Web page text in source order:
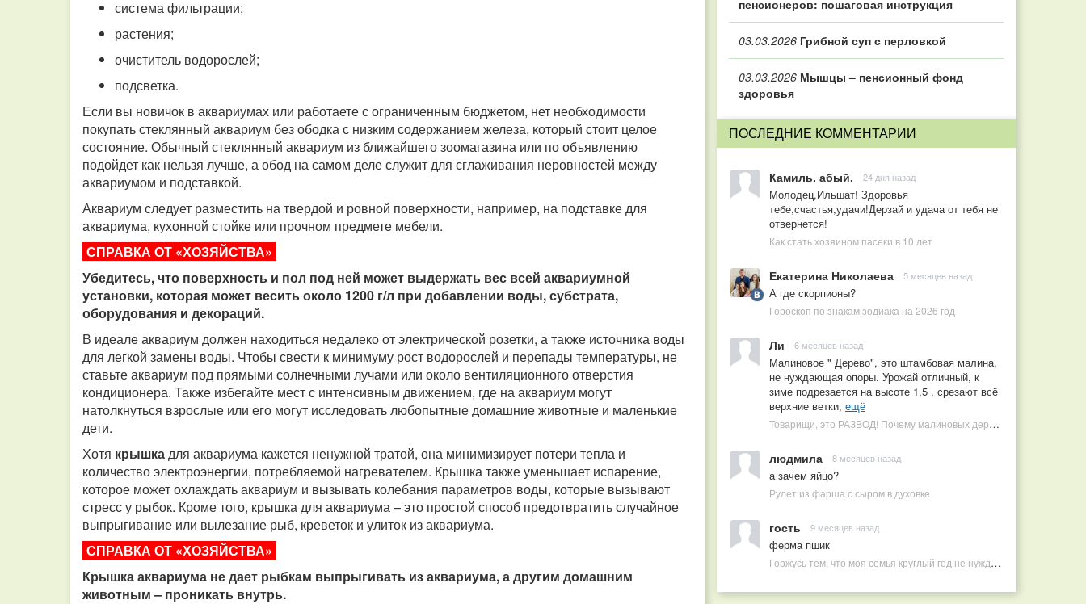
система фильтрации;
растения;
очиститель водорослей;
подсветка.
Если вы новичок в аквариумах или работаете с ограниченным бюджетом, нет необходимости
покупать стеклянный аквариум без ободка с низким содержанием железа, который стоит целое
состояние. Обычный стеклянный аквариум из ближайшего зоомагазина или по объявлению
подойдет как нельзя лучше, а обод на самом деле служит для сглаживания неровностей между
аквариумом и подставкой.
Аквариум следует разместить на твердой и ровной поверхности, например, на подставке для
аквариума, кухонной стойке или прочном предмете мебели.
СПРАВКА ОТ «ХОЗЯЙСТВА»
Убедитесь, что поверхность и пол под ней может выдержать вес всей аквариумной
установки, которая может весить около 1200 г/л при добавлении воды, субстрата,
оборудования и декораций.
В идеале аквариум должен находиться недалеко от электрической розетки, а также источника воды
для легкой замены воды. Чтобы свести к минимуму рост водорослей и перепады температуры, не
ставьте аквариум под прямыми солнечными лучами или около вентиляционного отверстия
кондиционера. Также избегайте мест с интенсивным движением, где на аквариум могут
натолкнуться взрослые или его могут исследовать любопытные домашние животные и маленькие
дети.
Хотя крышкадля аквариума кажется ненужной тратой, она минимизирует потери тепла и
количество электроэнергии, потребляемой нагревателем. Крышка также уменьшает испарение,
которое может охлаждать аквариум и вызывать колебания параметров воды, которые вызывают
стресс у рыбок. Кроме того, крышка для аквариума – это простой способ предотвратить случайное
выпрыгивание или вылезание рыб, креветок и улиток из аквариума.
СПРАВКА ОТ «ХОЗЯЙСТВА»
Крышка аквариума не дает рыбкам выпрыгивать из аквариума, а другим домашним
животным – проникать внутрь.
пенсионеров: пошаговая инструкция
03.03.2026 Грибной суп с перловкой
03.03.2026 Мышцы – пенсионный фонд
здоровья
ПОСЛЕДНИЕ КОММЕНТАРИИ
Камиль. абый. 24 дня назад
Молодец,Ильшат! Здоровья
тебе,счастья,удачи!Дерзай и удача от тебя не
отвернется!
Как стать хозяином пасеки в 10 лет
Екатерина Николаева 5 месяцев назад
А где скорпионы?
Гороскоп по знакам зодиака на 2026 год
Ли 6 месяцев назад
Малиновое " Дерево", это штамбовая малина,
не нуждающая опоры. Урожай отличный, к
зиме подрезается на высоте 1,5 , срезают всё
верхние ветки, ещё
Товарищи, это РАЗВОД! Почему малиновых деревьев не бывает, или Как ушлые продавцы наживаются на мечтах садоводов
людмила 8 месяцев назад
а зачем яйцо?
Рулет из фарша с сыром в духовке
гость 9 месяцев назад
ферма пшик
Горжусь тем, что моя семья круглый год не нуждается в покупных витаминах